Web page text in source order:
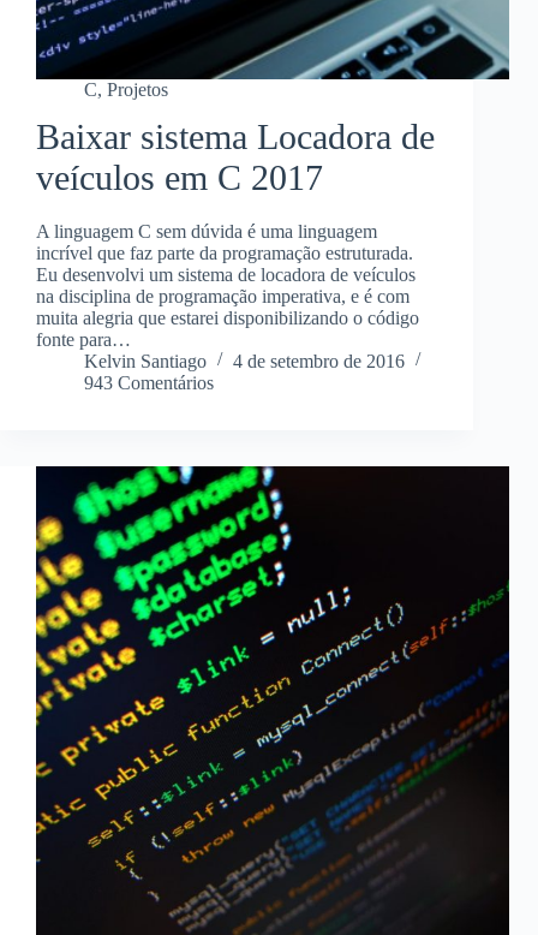
C, Projetos
Baixar sistema Locadora de
veículos em C 2017
A linguagem C sem dúvida é uma linguagem
incrível que faz parte da programação estruturada.
Eu desenvolvi um sistema de locadora de veículos
na disciplina de programação imperativa, e é com
muita alegria que estarei disponibilizando o código
fonte para…
Kelvin Santiago
4 de setembro de 2016
943 Comentários